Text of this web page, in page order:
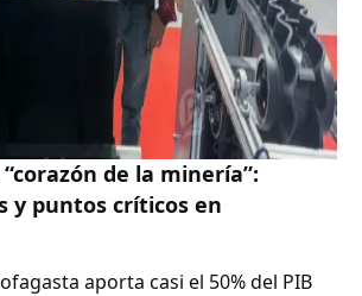
de la minería”:
y puntos críticos en
aporta casi el 50% del PIB